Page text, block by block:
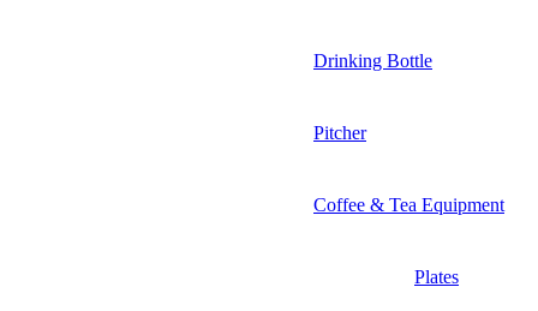
Drinking Bottle
Pitcher
Coffee & Tea Equipment
Plates